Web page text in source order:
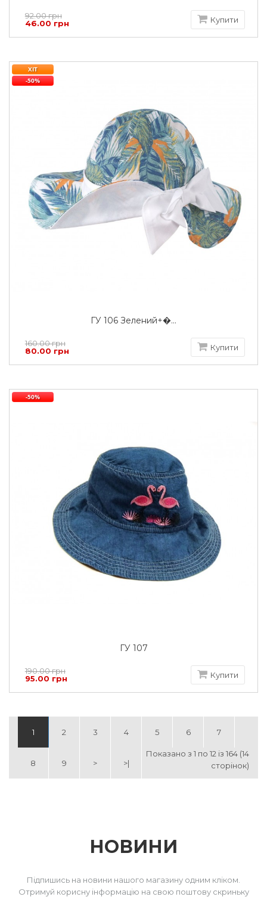
92.00 грн
46.00 грн
Купити
ГУ 106 Зелений+�...
ХІТ
-50%
160.00 грн
80.00 грн
Купити
ГУ 107
-50%
190.00 грн
95.00 грн
Купити
1 2 3 4 5 6 7
8 9 > >|
Показано з 1 по 12 із 164 (14
сторінок)
НОВИНИ
Підпишись на новини нашого магазину одним кліком.
Отримуй корисну інформацію на свою поштову скриньку